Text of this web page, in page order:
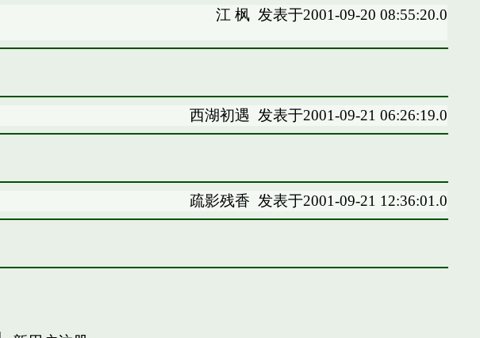
江 枫发表于2001-09-20 08:55:20.0
西湖初遇 发表于2001-09-21 06:26:19.0
疏影残香 发表于2001-09-21 12:36:01.0